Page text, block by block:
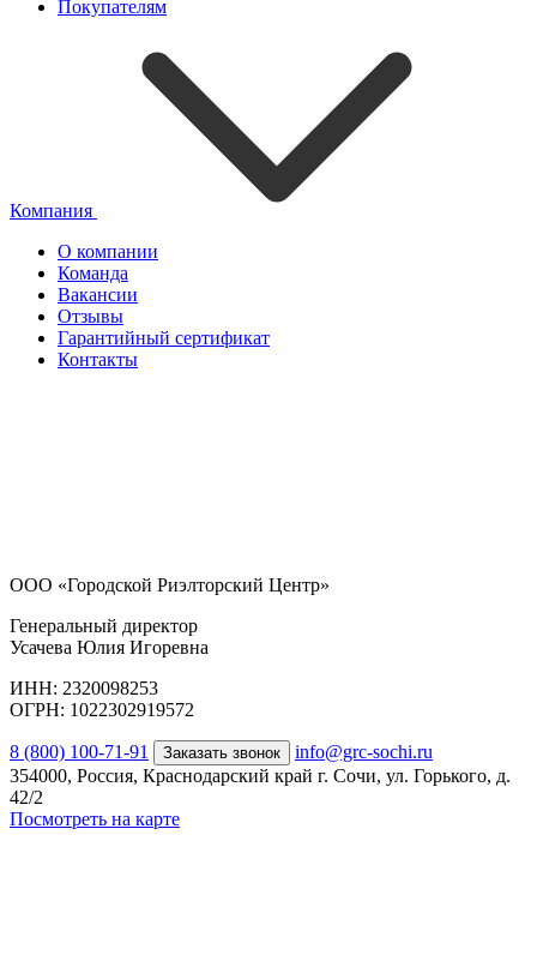
Покупателям
Компания
О компании
Команда
Вакансии
Отзывы
Гарантийный сертификат
Контакты
ООО «Городской Риэлторский Центр»
Генеральный директор
Усачева Юлия Игоревна
ИНН: 2320098253
ОГРН: 1022302919572
8 (800) 100-71-91 Заказать звонок
info@grc-sochi.ru
354000, Россия, Краснодарский край г. Сочи, ул. Горького, д.
42/2
Посмотреть на карте